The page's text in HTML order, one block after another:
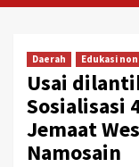
Daerah Edukasi
Usai
Sosialisasi
Jemaat
Namosain